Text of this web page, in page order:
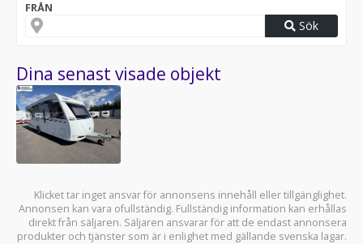
FRÅN
Sök
Dina senast visade objekt
Klicket tar inget ansvar för annonsens innehåll eller tillgänglighet.
Annonsen kan vara ofullständig. Fullständig information kan erhållas
direkt från säljaren. Säljaren ansvarar för att de endast annonsera
produkter och tjänster som är i enlighet med gällande svenska lagar.